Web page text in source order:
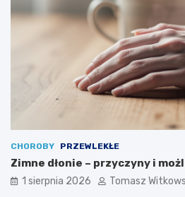
CHOROBY PRZEWLEKŁE
Zimne dłonie – przyczyny i
1 sierpnia 2026 Tomasz